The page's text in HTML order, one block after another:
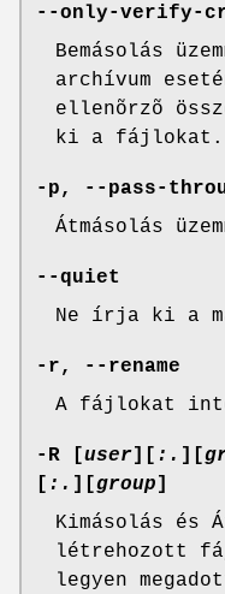
--only-verify-
Bemásolás
archívum
ellenõrzõ
ki a fájlokat.
-p, --pass-
Átmásolás
--quiet
Ne írja ki a
-r, --rename
A fájlokat
-R user :.
:. group
Kimásolás és
létrehozott
legyen